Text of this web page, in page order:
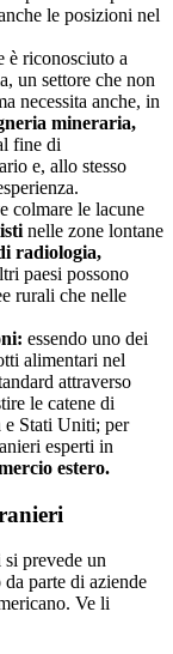
le posizioni nel
è riconosciuto a
un settore che non
necessita anche, in
mineraria,
fine di
e, allo stesso
colmare le lacune
nelle zone lontane
radiologia,
paesi possono
rurali che nelle
essendo uno dei
alimentari nel
attraverso
le catene di
e Stati Uniti; per
esperti in
estero.
prevede un
parte di aziende
Ve li